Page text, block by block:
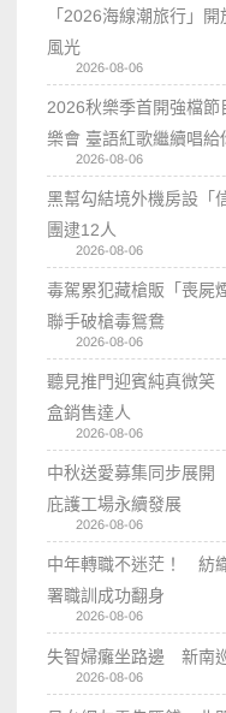
「2026海線潮旅行」
風光
2026-08-06
2026秋樂季首開強檔
樂會 臺語紅歌繼續唱給
2026-08-06
黑幫勾結境外機房設
團逮12人
2026-08-06
毒駕累犯藏槍販「喪
聯手破槍毒鴛鴦
2026-08-06
聽見推門迎賓純真微
盒銷售達人
2026-08-06
中秋送愛募集同步展
庇護工場永續發展
2026-08-06
中年轉職不迷茫！ 紡
署職訓成功翻身
2026-08-06
失智婦癱坐路邊 新南
2026-08-06